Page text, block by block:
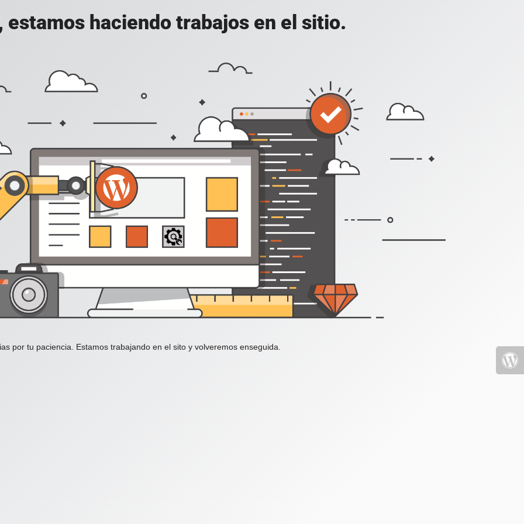
estamos haciendo trabajos en el sitio.
por tu paciencia. Estamos trabajando en el sito y volveremos enseguida.